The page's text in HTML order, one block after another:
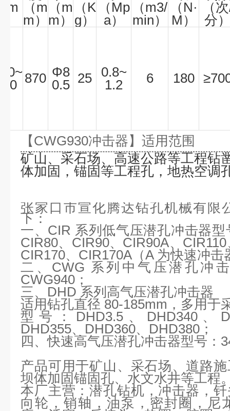
m
（m
m）
（m
m）
（K
g）
（Mp
a）
（m3/
min）
（N·
M）
（次
分
90~ 870 Φ8
0.5 25
0.8~
1.2
6 180 ≥
【CWG930冲击器】适用范围
矿山、采石场、高速公路等工程钻
体加固，锚固等工程孔，地热空调
张家口市宣化腾达钻孔机械有限
下：
一、 CIR 系列低气压潜孔冲击器
CIR80、CIR90、CIR90A、
CIR170、CIR170A（A 为快速冲击
二、 CWG 系列中气压潜孔冲
CWG940；
三、 DHD 系列高气压潜孔冲击器
适用钻孔直径 80-185mm，多用于
型号： DHD3.5、DHD340、
DHD355、DHD360、DHD380；
四、快速高气压潜孔冲击器型号：
产品可用于矿山、采石场、道路
坝体加固锚固孔、水文水井等工程
本厂主营：潜孔钻机，冲击器，
向轮，销轴，油泵，密封圈，尼